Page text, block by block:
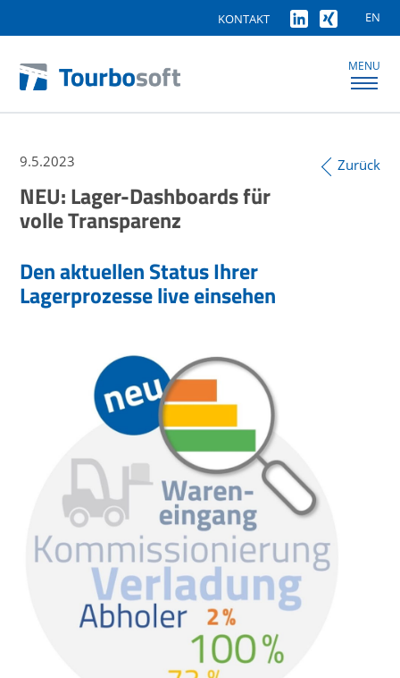
EN
KONTAKT
MENU
9.5.2023
NEU: Lager-Dashboards für
volle Transparenz
Den aktuellen Status Ihrer
Lagerprozesse live einsehen
Zurück